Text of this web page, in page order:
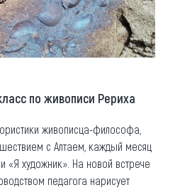
по живописи Рериха
живописца-философа,
с Алтаем, каждый месяц
«Я художник». На новой встрече
педагога нарисует